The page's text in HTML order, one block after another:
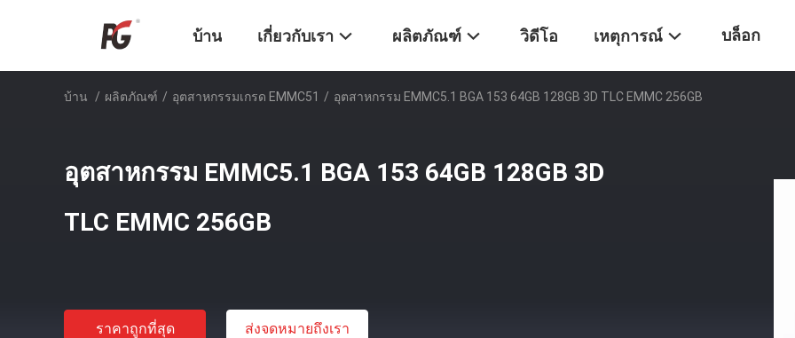
บ้าน เกี่ยวกับเรา ผลิตภัณฑ์ วิดีโอ เหตุการณ์ บล็อก
บ้าน / ผลิตภัณฑ์ / อุตสาหกรรมเกรด EMMC51 / อุตสาหกรรม EMMC5.1 BGA 153 64GB 128GB 3D TLC EMMC 256GB
อุตสาหกรรม EMMC5.1 BGA 153 64GB 128GB 3D
TLC EMMC 256GB
ราคาถูกที่สุด ส่งจดหมายถึงเรา